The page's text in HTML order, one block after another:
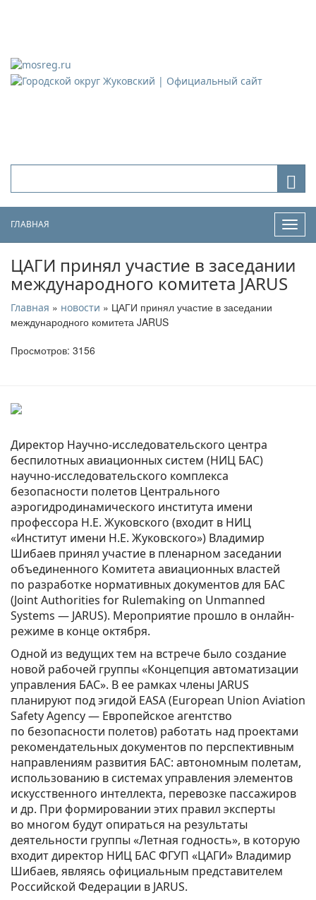
ГЛАВНАЯ
ЦАГИ принял участие в заседании
международного комитета JARUS
Главная » новости » ЦАГИ принял участие в заседании
международного комитета JARUS
Просмотров: 3156
Директор Научно-исследовательского центра
беспилотных авиационных систем (НИЦ БАС)
научно-исследовательского комплекса
безопасности полетов Центрального
аэрогидродинамического института имени
профессора Н.Е. Жуковского (входит в НИЦ
«Институт имени Н.Е. Жуковского») Владимир
Шибаев принял участие в пленарном заседании
объединенного Комитета авиационных властей
по разработке нормативных документов для БАС
(Joint Authorities for Rulemaking on Unmanned
Systems — JARUS). Мероприятие прошло в онлайн-
режиме в конце октября.
Одной из ведущих тем на встрече было создание
новой рабочей группы «Концепция автоматизации
управления БАС». В ее рамках члены JARUS
планируют под эгидой EASA (European Union Aviation
Safety Agency — Европейское агентство
по безопасности полетов) работать над проектами
рекомендательных документов по перспективным
направлениям развития БАС: автономным полетам,
использованию в системах управления элементов
искусственного интеллекта, перевозке пассажиров
и др. При формировании этих правил эксперты
во многом будут опираться на результаты
деятельности группы «Летная годность», в которую
входит директор НИЦ БАС ФГУП «ЦАГИ» Владимир
Шибаев, являясь официальным представителем
Российской Федерации в JARUS.